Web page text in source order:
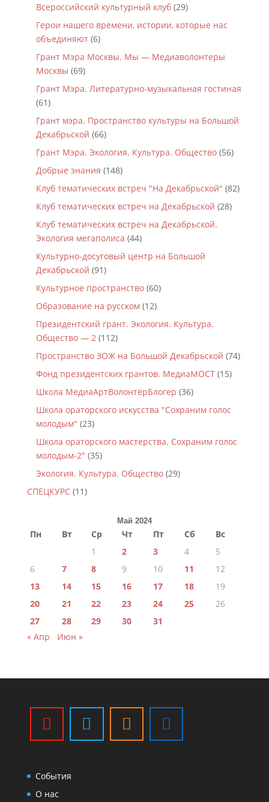
Всероссийский культурный клуб(29)
Герои нашего времени, истории, которые нас
объединяют(6)
Грант Мэра Москвы. Мы — Медиаволонтеры
Москвы (69)
Грант Мэра. Литературно-музыкальная гостиная
(61)
Грант мэра. Пространство культуры на Большой
Декабрьской (66)
Грант Мэра. Экология. Культура. Общество(56)
Добрые знания (148)
Клуб тематических встреч "На Декабрьской" (82)
Клуб тематических встреч на Декабрьской (28)
Клуб тематических встреч на Декабрьской.
Экология мегаполиса (44)
Культурно-досуговый центр на Большой
Декабрьской (91)
Культурное пространство(60)
Образование на русском (12)
Президентский грант. Экология. Культура.
Общество — 2(112)
Пространство ЗОЖ на Большой Декабрьской (74)
Фонд президентских грантов. МедиаМОСТ(15)
Школа МедиаАртВолонтёрБлогер (36)
Школа ораторского искусства "Сохраним голос
молодым" (23)
Школа ораторского мастерства. Сохраним голос
молодым-2" (35)
Экология. Культура. Общество(29)
СПЕЦКУРС(11)
Май 2024
Пн Вт Ср Чт Пт Сб
Вс
1
2 3 4
5
6
7 8 9 10 11
12
13
14 15 16 17 18
19
20
21 22 23 24 25
26
27
28 29 30
31
« Апр
Июн »
События
О нас